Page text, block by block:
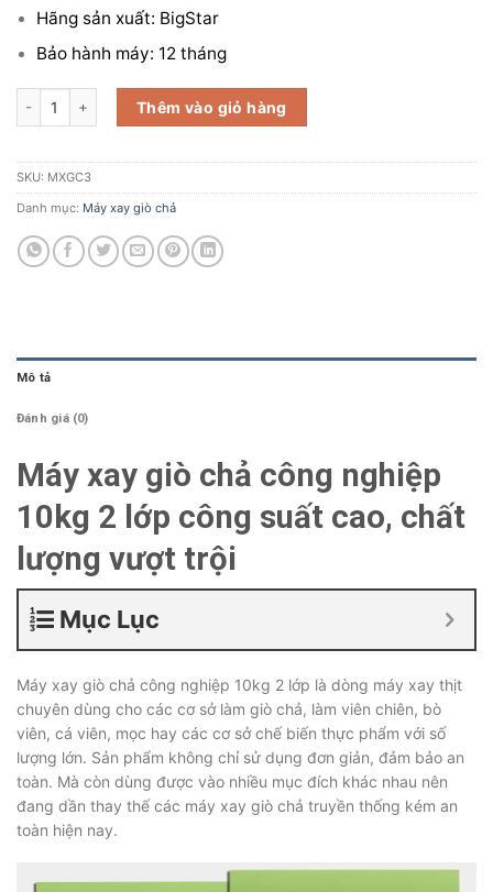
Hãng sản xuất: BigStar
Bảo hành máy: 12 tháng
Máy xay giò chả công nghiệp 10kg 2 lớp số lượng
Thêm vào giỏ hàng
SKU: MXGC3
Danh mục: Máy xay giò chả
Mô tả
Đánh giá (0)
Máy xay giò chả công nghiệp
10kg 2 lớp công suất cao, chất
lượng vượt trội
Mục Lục
Máy xay giò chả công nghiệp 10kg 2 lớp là dòng máy xay thịt
chuyên dùng cho các cơ sở làm giò chả, làm viên chiên, bò
viên, cá viên, mọc hay các cơ sở chế biến thực phẩm với số
lượng lớn. Sản phẩm không chỉ sử dụng đơn giản, đảm bảo an
toàn. Mà còn dùng được vào nhiều mục đích khác nhau nên
đang dần thay thế các máy xay giò chả truyền thống kém an
toàn hiện nay.